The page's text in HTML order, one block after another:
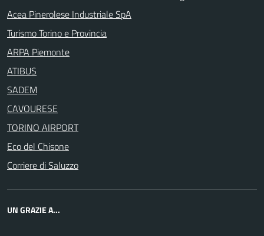
Acea Pinerolese Industriale SpA
Turismo Torino e Provincia
ARPA Piemonte
ATIBUS
SADEM
CAVOURESE
TORINO AIRPORT
Eco del Chisone
Corriere di Saluzzo
UN GRAZIE A...